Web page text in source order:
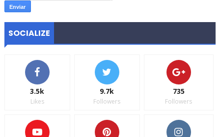
SOCIALIZE
3.5k
Likes
9.7k
Followers
735
Followers